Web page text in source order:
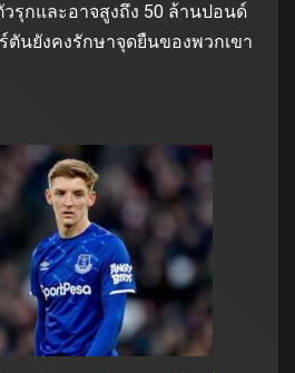
รุกและอาจสูงถึง 50 ล้านปอนด์
ตันยังคงรักษาจุดยืนของพวกเขา